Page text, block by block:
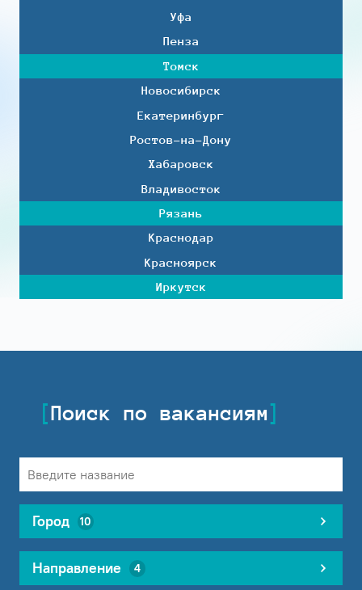
Уфа
Пенза
Томск
Новосибирск
Екатеринбург
Ростов-на-Дону
Хабаровск
Владивосток
Рязань
Краснодар
Красноярск
Иркутск
Поиск по вакансиям
Город 10
Направление 4